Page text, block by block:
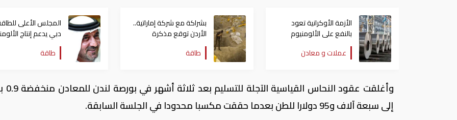
الأزمة الأوكرانية تعود
بالنفع على الألومنيوم
المصري
عملات و معادن
بشراكة مع شركة إماراتية..
الأردن توقع مذكرة
لاستكشاف الذهب
والنحاس
طاقة
المجلس الأعلى
دبي يدعم إنتاج
الأخضر "سيليستيال"
طاقة
وأغلقت
إلى سبعة آلاف و95 دولارا للطن بعدما حققت مكسبا محدودا في الجلسة السابقة.